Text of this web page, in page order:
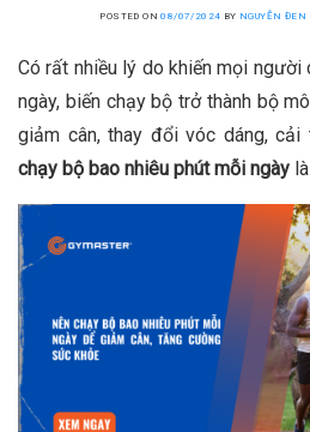
POSTED ON08/07/2024 BY NGUYỄN ĐEN
Có rất nhiều lý do khiến mọi người
ngày, biến chạy bộ trở thành bộ
giảm cân, thay đổi vóc dáng, cải
chạy bộ bao nhiêu phút mỗi ngày